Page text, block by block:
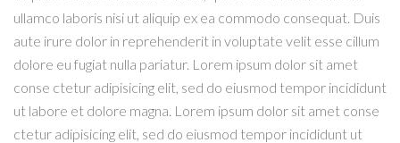
ullamco laboris nisi ut aliquip ex ea commodo consequat. Duis
aute irure dolor in reprehenderit in voluptate velit esse cillum
dolore eu fugiat nulla pariatur. Lorem ipsum dolor sit amet
conse ctetur adipisicing elit, sed do eiusmod tempor incididunt
ut labore et dolore magna. Lorem ipsum dolor sit amet conse
ctetur adipisicing elit, sed do eiusmod tempor incididunt ut